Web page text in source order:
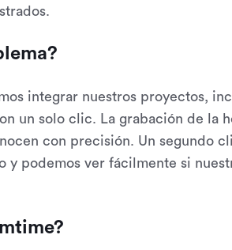
integrar nuestros proyectos,
un solo clic. La grabación de la
con precisión. Un segundo
podemos ver fácilmente si